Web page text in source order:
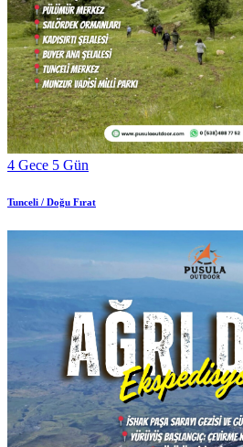
4 Gece 5 Gün
Tunceli / Doğu Fırat